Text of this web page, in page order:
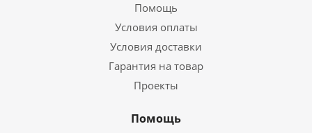
Помощь
Условия оплаты
Условия доставки
Гарантия на товар
Проекты
Помощь